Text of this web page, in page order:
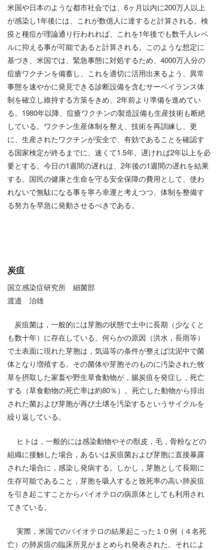
米国や日本のような都市社会では、6ヶ月以内に200万人以上
が感染し1年後には、これが数億人に達すると計算される。検
疫と種痘が理論通り行われれば、これを1年後でも数千人レベ
ルに抑える事が可能であると計算される。このような想定に
基づき、米国では、緊急事態に対処するため、4000万人分の
痘瘡ワクチンを備蓄し、これを適切に活用出来るよう、異常
事態を速やかに発見できる診断設備を含むサーベイランス体
制を確立し維持する方策をきめ、2年前より準備を進めてい
る。1980年以降、痘瘡ワクチンの製造設備も生産技術も断絶
している。ワクチン生産体制を整え、技術を再訓練し、更
に、生産されたワクチンが安全で、有効であることを確認す
る国家検定が終るまでに、速くて1.5年、遅ければ2年以上を必
要とする。今日の1週間の遅れは、2年後の1週間の遅れを結果
する。国民の健康と生命を守る安全保障の費用として、使わ
れないで無駄になる事を寧ろ幸運と考えつつ、体制を整備す
る努力を早急に発動させるべきである。
炭疽
国立感染症研究所 細菌部
渡邉 治雄
炭疽菌は，一般的には芽胞の状態で土中に長期（少なくと
も数十年）に存在している。何らかの原因（洪水，長雨等）
で土表面に現れた芽胞は，気温等の条件が整えば沈泥中で菌
体となり増殖する。その菌体や芽胞そのものに汚染された牧
草を摂取した家畜や野生草食動物が，腸炭疽を発症し，死亡
する（草食動物の死亡率は約80％）。死亡した動物から排出
された菌および芽胞が再び土壌を汚染するというサイクルを
繰り返している。
ヒトは，一般的には感染動物やその獣皮，毛，骨粉などの
組織に接触した場合，あるいは炭疽菌および芽胞に直接暴露
された場合に，感染し発病する。しかし，芽胞として長期に
生存可能であること，芽胞を吸入すると致死率の高い肺炭疽
を引き起こすことからバイオテロの病原体としても利用され
てきている。
実際，米国でのバイオテロの結果起こった１０例（４名死
亡）の肺炭疽の臨床所見がまとめられ発表された。それによ